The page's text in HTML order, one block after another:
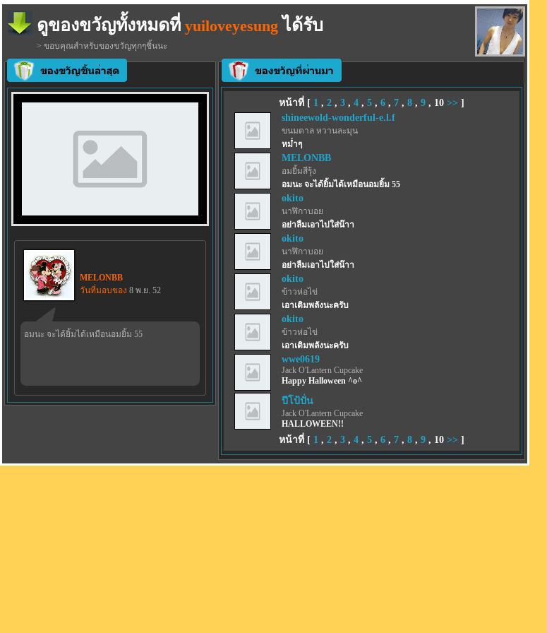
ดูของขวัญทั้งหมดที่ yuiloveyesung ได้รับ
> ขอบคุณสำหรับของขวัญทุกๆชิ้นนะ
MELONBB
วันที่มอบของ 8 พ.ย. 52
อมนะ จะได้ยิ้มได้เหมือนอมยิ้ม 55
หน้าที่ [ 1 , 2 , 3 , 4 , 5 , 6 , 7 , 8 , 9 , 10 >> ]
shineewold-wonderful-e.l.f
ขนมตาล หวานละมุน
หม่ำๆ
MELONBB
อมยิ้มสีรุ้ง
อมนะ จะได้ยิ้มได้เหมือนอมยิ้ม 55
okito
นาฬิกาบอย
อย่าลืมเอาไปใส่น๊าา
okito
นาฬิกาบอย
อย่าลืมเอาไปใส่น๊าา
okito
ข้าวห่อไข่
เอาเติมพลังนะครับ
okito
ข้าวห่อไข่
เอาเติมพลังนะครับ
wwe0619
Jack O'Lantern Cupcake
Happy Halloween ^o^
ปีโป้ปั่น
Jack O'Lantern Cupcake
HALLOWEEN!!
หน้าที่ [ 1 , 2 , 3 , 4 , 5 , 6 , 7 , 8 , 9 , 10 >> ]